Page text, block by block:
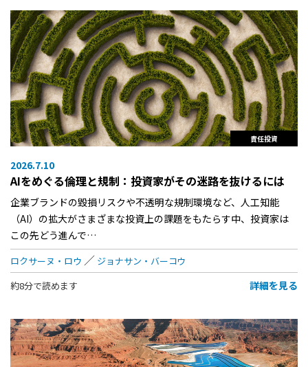
責任投資
2026.7.10
AIをめぐる倫理と規制：投資家がその迷路を抜けるには
企業ブランドの毀損リスクや不透明な規制環境など、人工知能
（AI）の拡大がさまざまな投資上の課題をもたらす中、投資家は
この先どう進んで…
ロクサーヌ・ロウ
ジョナサン・バーコウ
約8分で読めます
詳細を見る